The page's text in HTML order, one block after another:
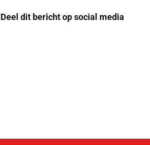
Deel dit bericht op social media